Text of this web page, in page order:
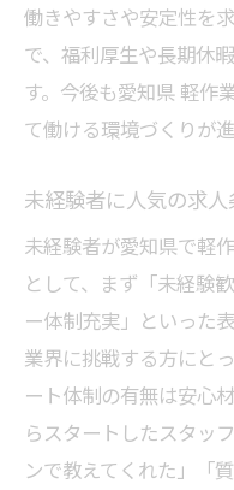
働きやすさや安定性を
で、福利厚生や長期休
す。今後も愛知県 軽作
て働ける環境づくりが
未経験者に人気の求
未経験者が愛知県で軽
として、まず「未経験
ー体制充実」といった
業界に挑戦する方にと
ート体制の有無は安心
らスタートしたスタッ
ンで教えてくれた」「